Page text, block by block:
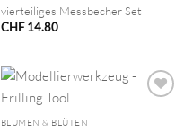
vierteiliges Messbecher Set
CHF14.80
BLUMEN & BLÜTEN